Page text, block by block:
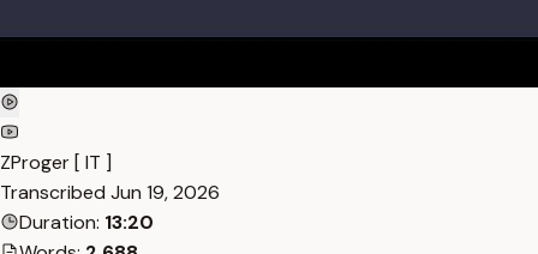
ZProger [ IT ]
Transcribed Jun 19, 2026
Duration: 13:20